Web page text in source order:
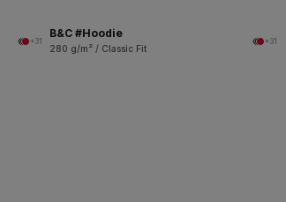
+31
B&C #Hoodie
280 g/m² / Classic Fit
+31